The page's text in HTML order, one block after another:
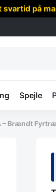
på
Spejle
– Brændt Fyrtræ